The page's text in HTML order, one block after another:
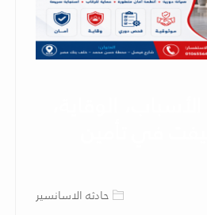
حادثه الاسانسير